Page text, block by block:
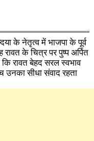
के नेतृत्व में भाजपा के पूर्व
के चित्र पर पुष्प अर्पित
कि रावत बेहद सरल स्वभाव
उनका सीधा संवाद रहता